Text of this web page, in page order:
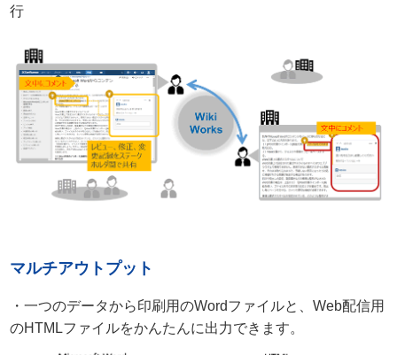
行
マルチアウトプット
・一つのデータから印刷用のWordファイルと、Web配信用
のHTMLファイルをかんたんに出力できます。